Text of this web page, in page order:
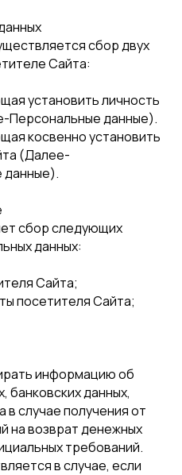
сбор двух
Сайта:
установить личность
Персональные данные).
косвенно установить
(Далее-
данные).
сбор следующих
данных:
Сайта;
посетителя Сайта;
информацию об
банковских данных,
случае получения от
на возврат денежных
требований.
в случае, если